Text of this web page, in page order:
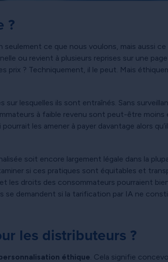
?
ce que nous voulons, mais aussi
ou revient à plusieurs reprises sur une
prix ? Techniquement, il le peut. Mais
lesquelles ils sont entraînés. Sans
à faible revenu sont peut-être moins
les amener à payer davantage alors
soit encore largement légale dans la
si ces pratiques sont équitables et
les droits des consommateurs pourraient
demandent si la tarification par IA ne
les distributeurs ?
éthique. Cela signifie